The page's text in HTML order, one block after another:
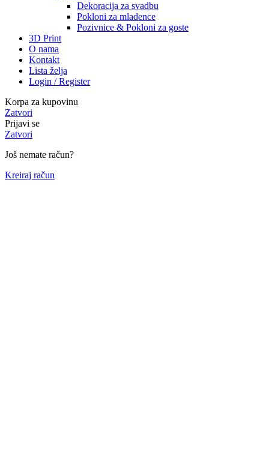
Dekoracija za svadbu
Pokloni za mladence
Pozivnice & Pokloni za goste
3D Print
O nama
Kontakt
Lista želja
Login / Register
Korpa za kupovinu
Zatvori
Prijavi se
Zatvori
Još nemate račun?
Kreiraj račun